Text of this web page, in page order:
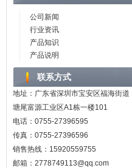
公司新闻
行业资讯
产品知识
产品说明
联系方式
地址：广东省深圳市宝安区福海街道
塘尾富源工业区A1栋一楼101
电话：0755-27396595
传真：0755-27396596
销售热线：15920559755
邮箱：2778749113@qq.com